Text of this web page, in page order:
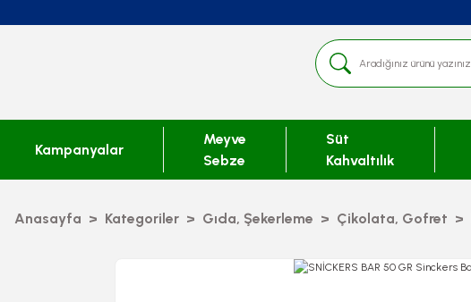
Kampanyalar
Meyve
Sebze
Süt
Kahvaltılık
Anasayfa Kategoriler Gıda, Şekerleme Çikolata, Gofret